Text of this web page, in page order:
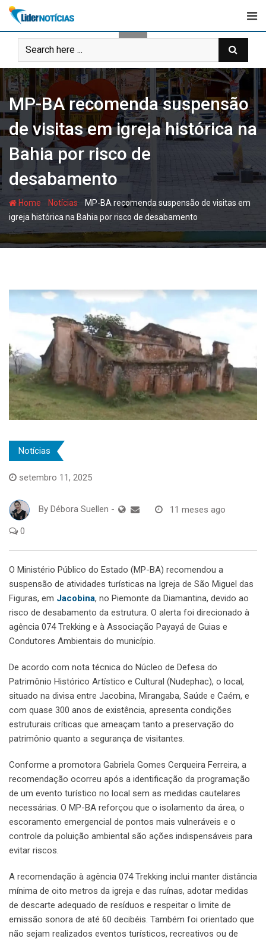
Skip
content
MP-BA recomenda suspensão
de visitas em igreja histórica na
Bahia por risco de
desabamento
Home Notícias- MP-BA recomenda suspensão de visitas em
igreja histórica na Bahia por risco de desabamento
Notícias
setembro 11, 2025
By Débora Suellen - 11 meses ago
0
O Ministério Público do Estado (MP-BA) recomendou a
suspensão de atividades turísticas na Igreja de São Miguel das
Figuras, em Jacobina, no Piemonte da Diamantina, devido ao
risco de desabamento da estrutura. O alerta foi direcionado à
agência 074 Trekking e à Associação Payayá de Guias e
Condutores Ambientais do município.
De acordo com nota técnica do Núcleo de Defesa do
Patrimônio Histórico Artístico e Cultural (Nudephac), o local,
situado na divisa entre Jacobina, Mirangaba, Saúde e Caém, e
com quase 300 anos de existência, apresenta condições
estruturais críticas que ameaçam tanto a preservação do
patrimônio quanto a segurança de visitantes.
Conforme a promotora Gabriela Gomes Cerqueira Ferreira, a
recomendação ocorreu após a identificação da programação
de um evento turístico no local sem as medidas cautelares
necessárias. O MP-BA reforçou que o isolamento da área, o
escoramento emergencial de pontos mais vulneráveis e o
controle da poluição ambiental são ações indispensáveis para
evitar riscos.
A recomendação à agência 074 Trekking inclui manter distância
mínima de oito metros da igreja e das ruínas, adotar medidas
de descarte adequado de resíduos e respeitar o limite de
emissão sonora de até 60 decibéis. Também foi orientado que
não sejam realizados eventos turísticos, recreativos ou de